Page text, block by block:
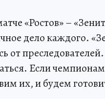
«Ростов» –
дело каждого.
от
Если
их, и будем